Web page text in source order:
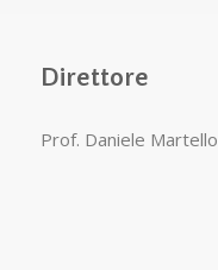
Direttore
Prof. Daniele Martello